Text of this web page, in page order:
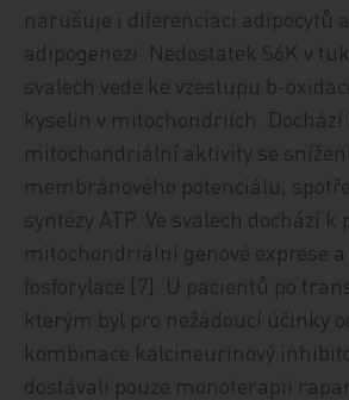
narušuje i diferenciaci adipocytů
adipogenezi. Nedostatek S6K v
svalech vede ke vzestupu b-
kyselin v mitochondriích. Dochází
mitochondriální aktivity se
membránového potenciálu,
syntézy ATP. Ve svalech dochází k
mitochondriální genové exprese
fosforylace [7]. U pacientů po
kterým byl pro nežádoucí účinky
kombinace kalcineurinový
dostávali pouze monoterapii